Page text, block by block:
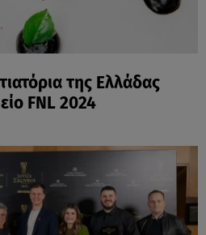
της Ελλάδας
FNL 2024